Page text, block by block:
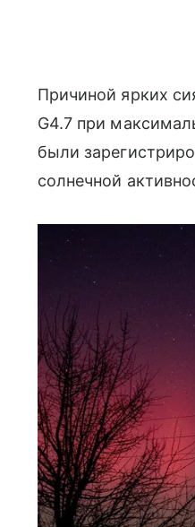
Причиной ярких
G4.7 при
были
солнечной